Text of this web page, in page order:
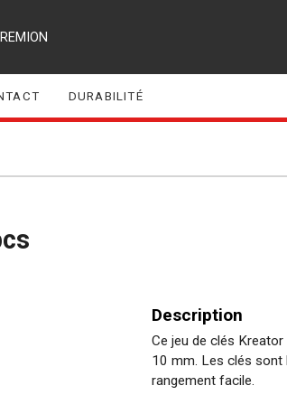
DURABILITÉ
Description
Ce jeu de clés
10 mm. Les clés sont
rangement facile.